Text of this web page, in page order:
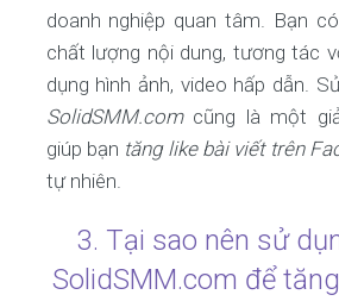
doanh nghiệp quan tâm. Bạn
chất lượng nội dung, tương tác
dụng hình ảnh, video hấp dẫn.
SolidSMM.comcũng là một
giúp bạn tăng like bài viết trên
tự nhiên.
3. Tại sao nên sử
SolidSMM.com để